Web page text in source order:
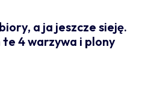
a ja jeszcze sieję.
4 warzywa i plony